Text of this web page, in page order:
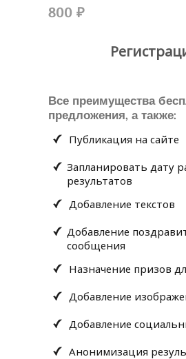
800 ₽
Все преимущества
предложения, а также:
Публикация на сайте
Запланировать дату
результатов
Добавление текстов
Добавление
сообщения
Назначение призов
Добавление
Добавление
Анонимизация